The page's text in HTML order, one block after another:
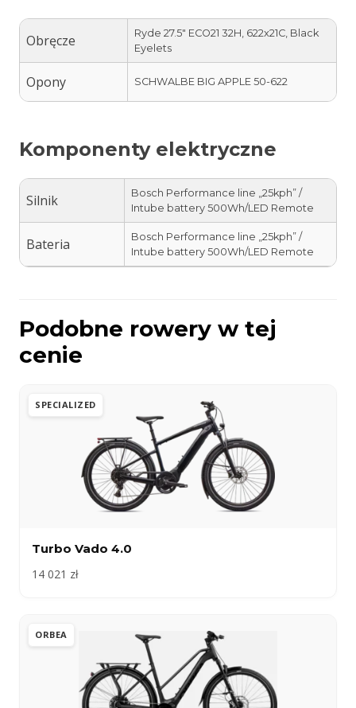
Obręcze
Ryde 27.5″ ECO21 32H, 622x21C, Black
Eyelets
Opony SCHWALBE BIG APPLE 50-622
Komponenty elektryczne
Silnik
Bosch Performance line „25kph” /
Intube battery 500Wh/LED Remote
Bateria
Bosch Performance line „25kph” /
Intube battery 500Wh/LED Remote
Podobne rowery w tej
cenie
SPECIALIZED
Turbo Vado 4.0
14 021 zł
ORBEA